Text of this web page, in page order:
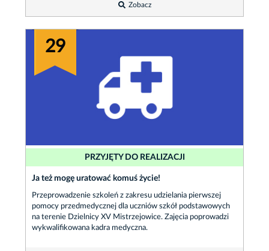
Zobacz
29
PRZYJĘTY DO REALIZACJI
Ja też mogę uratować komuś życie!
Przeprowadzenie szkoleń z zakresu udzielania pierwszej
pomocy przedmedycznej dla uczniów szkół podstawowych
na terenie Dzielnicy XV Mistrzejowice. Zajęcia poprowadzi
wykwalifikowana kadra medyczna.